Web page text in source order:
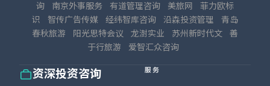
询
南京外事服务 有道管理咨询 美旅网
菲力欧标
识
智传广告传媒 经纬智库咨询 沿森投资管理
青岛
春秋旅游
阳光思特会议 龙澍实业 苏州新时代文 善
于行旅游
爱智汇众咨询
资深投资咨询 服务